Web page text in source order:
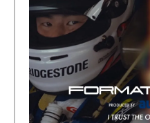
倒す相手を、信じて
【FORMATION LAP
2026